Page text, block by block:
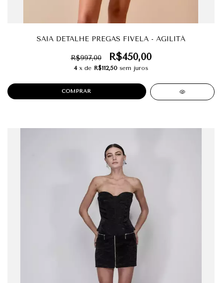
SAIA DETALHE PREGAS FIVELA - AGILITÁ
R$997,00 R$450,00
4 x de R$112,50 sem juros
COMPRAR